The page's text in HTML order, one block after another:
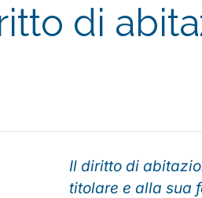
di
Il diritto di
titolare e alla sua